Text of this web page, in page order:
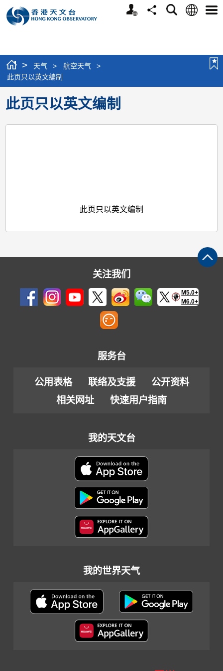
个
分
搜
语
选
> 天气 > 航空天气
>
此页只以英文编制
此页只以英文编制
此页只以英文编制
关注我们
M5.0+
M6.0+
服务台
公用表格 联络及支援
公开资料
相关网址
快速用户指南
我的天文台
我的世界天气